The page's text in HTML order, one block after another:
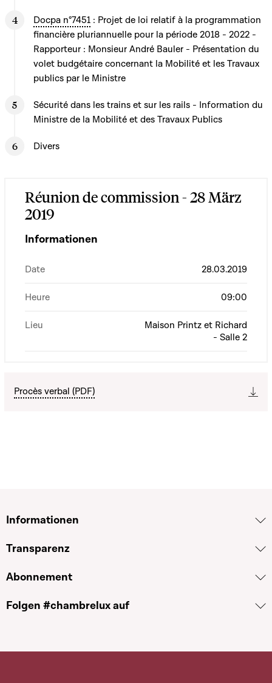
Docpa n°7451 : Projet de loi relatif à la programmation
financière pluriannuelle pour la période 2018 - 2022 -
Rapporteur : Monsieur André Bauler - Présentation du
volet budgétaire concernant la Mobilité et les Travaux
publics par le Ministre
Sécurité dans les trains et sur les rails - Information du
Ministre de la Mobilité et des Travaux Publics
Divers
Réunion de commission - 28 März
2019
Informationen
Date 28.03.2019
Heure 09:00
Lieu
Maison Printz et Richard
- Salle 2
Procès verbal (PDF)
Informationen
Transparenz
Abonnement
Folgen #chambrelux auf